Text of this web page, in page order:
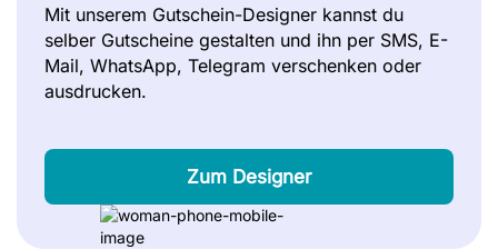
Mit unserem Gutschein-Designer kannst du
selber Gutscheine gestalten und ihn per SMS, E-
Mail, WhatsApp, Telegram verschenken oder
ausdrucken.
Zum Designer